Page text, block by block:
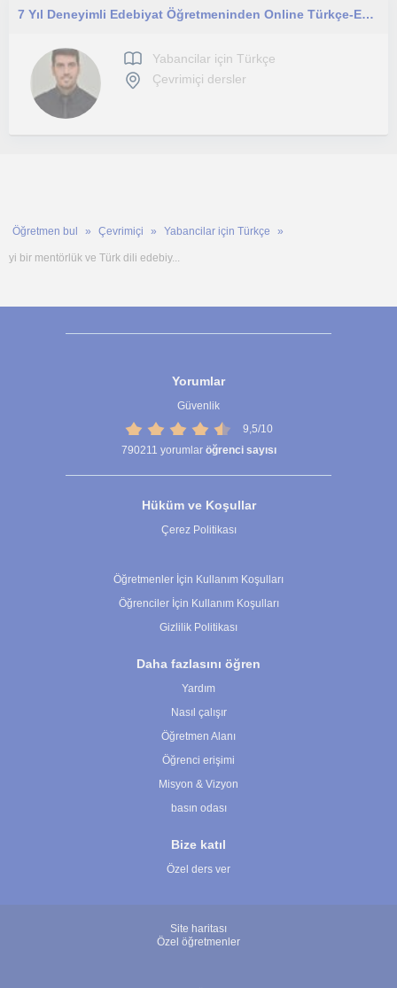
7 Yıl Deneyimli Edebiyat Öğretmeninden Online Türkçe-Edebiyat Dersi
Yabancilar için Türkçe
Çevrimiçi dersler
Öğretmen bul Çevrimiçi Yabancilar için Türkçe
yi bir mentörlük ve Türk dili edebiy...
Yorumlar
Güvenlik
9,5/10
790211 yorumlar öğrenci sayısı
Hüküm ve Koşullar
Çerez Politikası
Öğretmenler İçin Kullanım Koşulları
Öğrenciler İçin Kullanım Koşulları
Gizlilik Politikası
Daha fazlasını öğren
Yardım
Nasıl çalışır
Öğretmen Alanı
Öğrenci erişimi
Misyon & Vizyon
basın odası
Bize katıl
Özel ders ver
Site haritası
Özel öğretmenler